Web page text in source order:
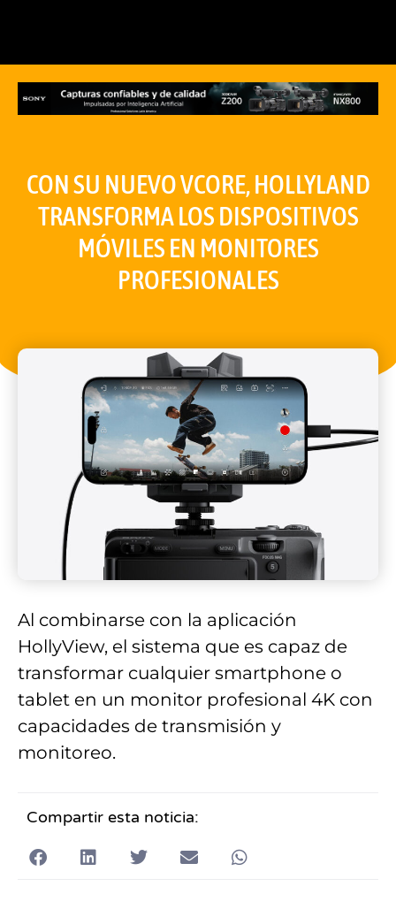
CON SU NUEVO VCORE, HOLLYLAND
TRANSFORMA LOS DISPOSITIVOS
MÓVILES EN MONITORES
PROFESIONALES
Al combinarse con la aplicación
HollyView, el sistema que es capaz de
transformar cualquier smartphone o
tablet en un monitor profesional 4K con
capacidades de transmisión y
monitoreo.
Compartir esta noticia: